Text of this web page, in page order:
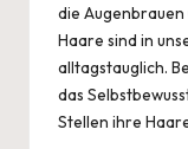
die
Haare sind in
alltagstauglich.
das
Stellen ihre